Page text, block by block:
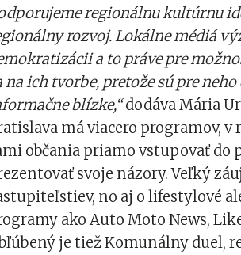
regionálnu kultúrnu
rozvoj. Lokálne médiá
a to práve pre
na ich tvorbe, pretože sú pre
blízke,“dodáva Mária
má viacero programov,
občania priamo vstupovať do
svoje názory. Veľký
no aj o lifestylové
ako Auto Moto News,
je tiež Komunálny duel,